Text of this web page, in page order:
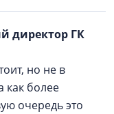
директор ГК
но не в
как более
очередь это